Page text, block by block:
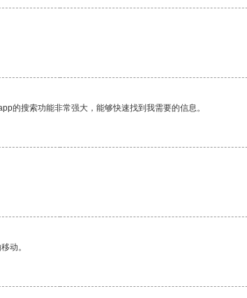
的搜索功能非常强大，能够快速找到我需要的信息。
动。